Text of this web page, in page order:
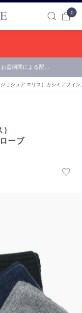
0
盆期間による配…
ョシュア エリス） カシミアフィ
ーブ